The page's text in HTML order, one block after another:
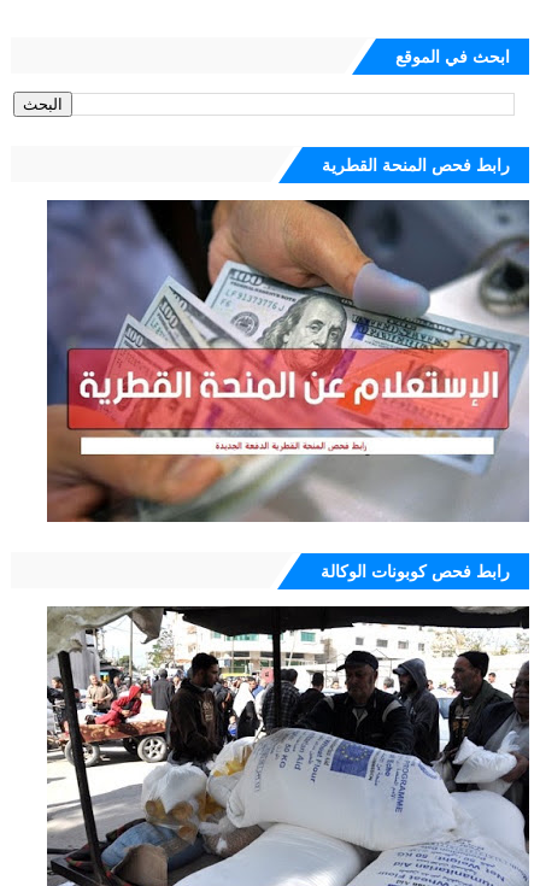
ابحث في الموقع
رابط فحص المنحة القطرية
رابط فحص كوبونات الوكالة